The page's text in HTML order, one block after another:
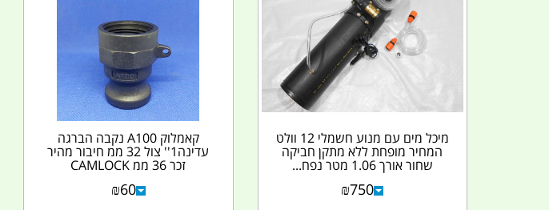
מיכל מים עם מנוע חשמלי 12 וולט
המחיר מופחת ללא מתקן חביקה
שחור אורך 1.06 מטר נפח...
₪750
קאמלוק A100 נקבה הברגה
עדינה1'' צול 32 ממ חיבור מהיר
זכר 36 ממ CAMLOCK
₪60